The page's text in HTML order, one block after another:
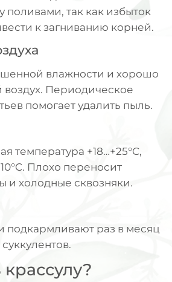
поливами, так как избыток
к загниванию корней.
влажности и хорошо
воздух. Периодическое
помогает удалить пыль.
температура +18…+25°C,
Плохо переносит
и холодные сквозняки.
подкармливают раз в месяц
крассулу?